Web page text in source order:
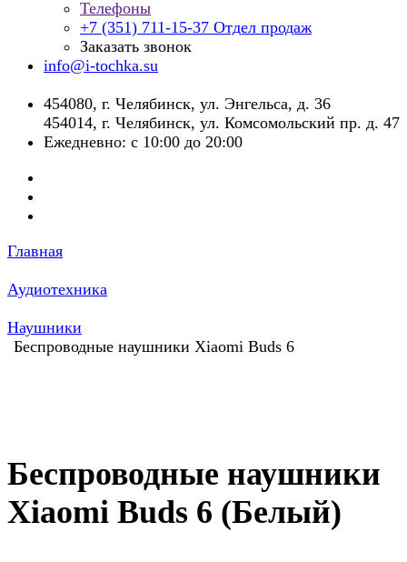
Телефоны
+7 (351) 711-15-37 Отдел продаж
Заказать звонок
info@i-tochka.su
​454080, г. Челябинск, ул. Энгельса, д. 36
454014, г. Челябинск, ул. Комсомольский пр. д. 47
Ежедневно: с 10:00 до 20:00
Главная
Аудиотехника
Наушники
Беспроводные наушники Xiaomi Buds 6
Беспроводные наушники
Xiaomi Buds 6 (Белый)